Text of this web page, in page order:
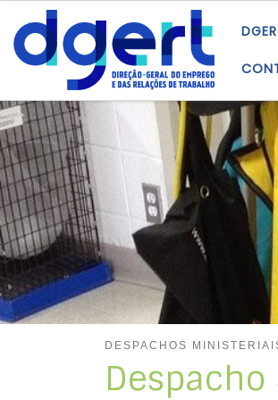
Skip to content
DESPACHOS
Despacho